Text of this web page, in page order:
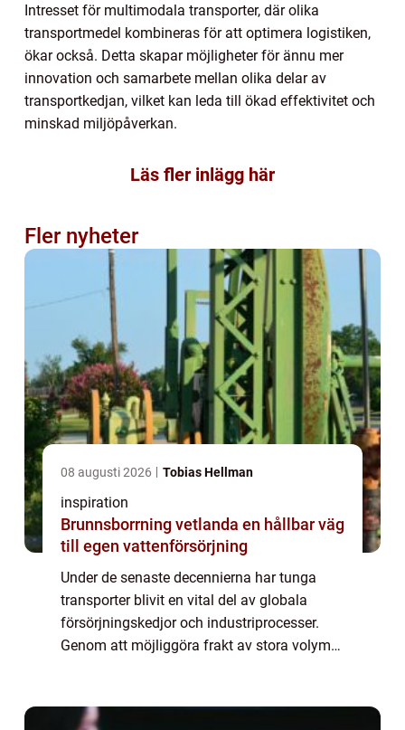
Intresset för multimodala transporter, där olika
transportmedel kombineras för att optimera logistiken,
ökar också. Detta skapar möjligheter för ännu mer
innovation och samarbete mellan olika delar av
transportkedjan, vilket kan leda till ökad effektivitet och
minskad miljöpåverkan.
Läs fler inlägg här
Fler nyheter
08 augusti 2026 Tobias Hellman
inspiration
Brunnsborrning vetlanda en hållbar väg
till egen vattenförsörjning
Under de senaste decennierna har tunga
transporter blivit en vital del av globala
försörjningskedjor och industriprocesser.
Genom att möjliggöra frakt av stora volymer